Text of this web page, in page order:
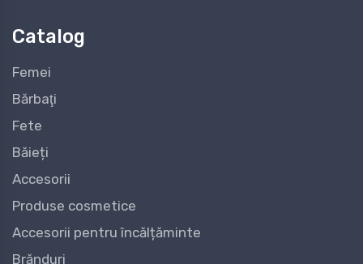
Catalog
Femei
Bărbaţi
Fete
Băieți
Accesorii
Produse cosmetice
Accesorii pentru încălțăminte
Brănduri